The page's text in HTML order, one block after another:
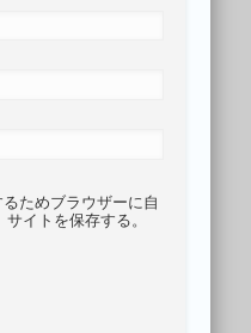
ためブラウザーに自
イトを保存する。